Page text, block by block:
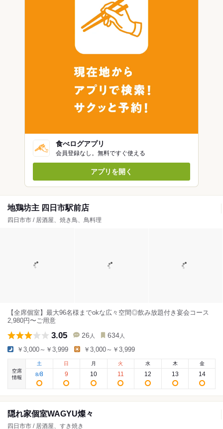
食べログアプリ
会員登録なし。無料ですぐ使える
アプリを開く
地鶏坊主 四日市駅前店
四日市市 / 居酒屋、焼き鳥、鳥料理
【全席個室】最大96名様までokな広々空間◎飲み放題付き宴会コース
2,980円〜ご用意
3.05 26 人 634 人
￥3,000～￥3,999 ￥3,000～￥3,999
空席
情報
土
8/8
日
9
月
10
火
11
水
12
木
13
金
14
隠れ家個室WAGYU燦々
四日市市 / 居酒屋、すき焼き